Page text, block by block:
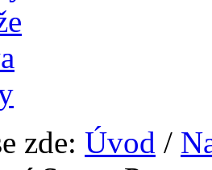
zde: Úvod /